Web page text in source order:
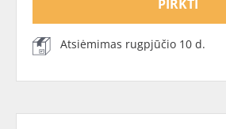
PIRKTI
Atsiėmimas rugpjūčio 10 d.